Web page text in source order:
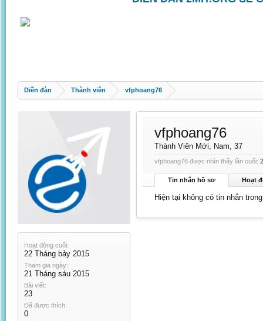
Diễn đàn Thành viên vfphoang76
Hoạt động cuối:
22 Tháng bảy 2015
Tham gia ngày:
21 Tháng sáu 2015
Bài viết:
23
Đã được thích:
0
vfphoang76
Thành Viên Mới, Nam, 37
vfphoang76 được nhìn thấy lần cuối:
Tin nhắn hồ sơ Hoạt
Hiện tại không có tin nhắn